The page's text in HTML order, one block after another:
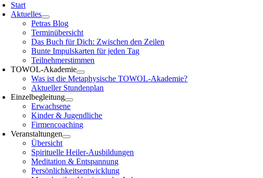
Start
Aktuelles
Petras Blog
Terminübersicht
Das Buch für Dich: Zwischen den Zeilen
Bunte Impulskarten für jeden Tag
Teilnehmerstimmen
TOWOL-Akademie
Was ist die Metaphysische TOWOL-Akademie?
Aktueller Stundenplan
Einzelbegleitung
Erwachsene
Kinder & Jugendliche
Firmencoaching
Veranstaltungen
Übersicht
Spirituelle Heiler-Ausbildungen
Meditation & Entspannung
Persönlichkeitsentwicklung